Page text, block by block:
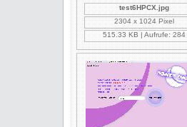
test6HPCX.jpg
2304 x 1024 Pixel
515.33 KB | Aufrufe: 284